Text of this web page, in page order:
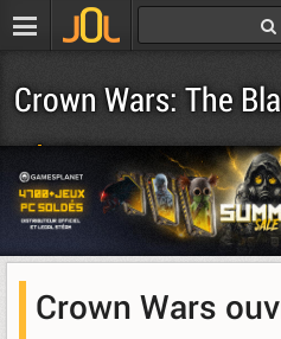
Crown Wars: The
Télécharger
Crown Wars